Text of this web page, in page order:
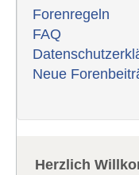
Forenregeln
FAQ
Neue
Herzlich